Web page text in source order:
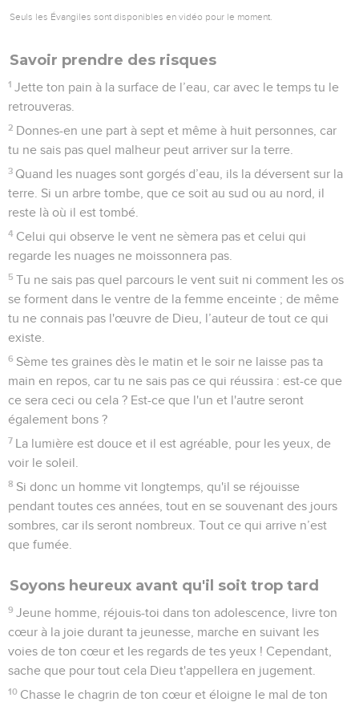
Seuls les Évangiles sont disponibles en vidéo pour le moment.
Savoir prendre des risques
1 Jette ton pain à la surface de l’eau, car avec le temps tu le
retrouveras.
2 Donnes-en une part à sept et même à huit personnes, car
tu ne sais pas quel malheur peut arriver sur la terre.
3 Quand les nuages sont gorgés d’eau, ils la déversent sur la
terre. Si un arbre tombe, que ce soit au sud ou au nord, il
reste là où il est tombé.
4 Celui qui observe le vent ne sèmera pas et celui qui
regarde les nuages ne moissonnera pas.
5 Tu ne sais pas quel parcours le vent suit ni comment les os
se forment dans le ventre de la femme enceinte ; de même
tu ne connais pas l'œuvre de Dieu, l’auteur de tout ce qui
existe.
6 Sème tes graines dès le matin et le soir ne laisse pas ta
main en repos, car tu ne sais pas ce qui réussira : est-ce que
ce sera ceci ou cela ? Est-ce que l'un et l'autre seront
également bons ?
7 La lumière est douce et il est agréable, pour les yeux, de
voir le soleil.
8 Si donc un homme vit longtemps, qu'il se réjouisse
pendant toutes ces années, tout en se souvenant des jours
sombres, car ils seront nombreux. Tout ce qui arrive n’est
que fumée.
Soyons heureux avant qu'il soit trop tard
9 Jeune homme, réjouis-toi dans ton adolescence, livre ton
cœur à la joie durant ta jeunesse, marche en suivant les
voies de ton cœur et les regards de tes yeux ! Cependant,
sache que pour tout cela Dieu t'appellera en jugement.
10 Chasse le chagrin de ton cœur et éloigne le mal de ton